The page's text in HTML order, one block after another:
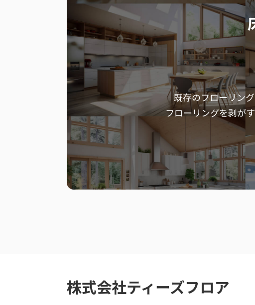
既存のフローリン
フローリングを剥が
株式会社ティーズフロア